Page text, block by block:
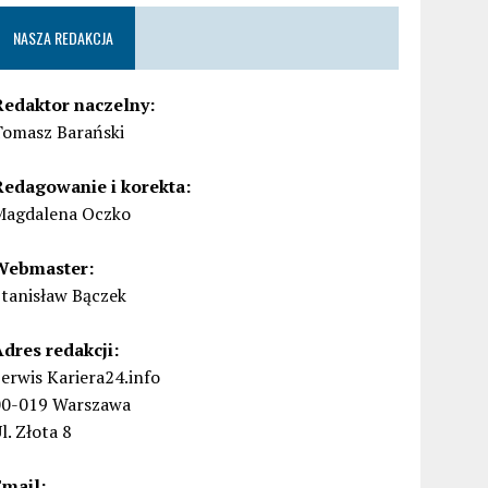
NASZA REDAKCJA
naczelny:
Barański
i korekta:
Oczko
Bączek
redakcji:
Kariera24.info
019 Warszawa
Złota 8